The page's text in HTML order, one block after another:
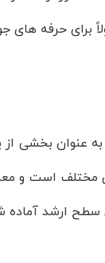
برای حرفه های
عنوان بخشی
مختلف است و
سطح ارشد آماده